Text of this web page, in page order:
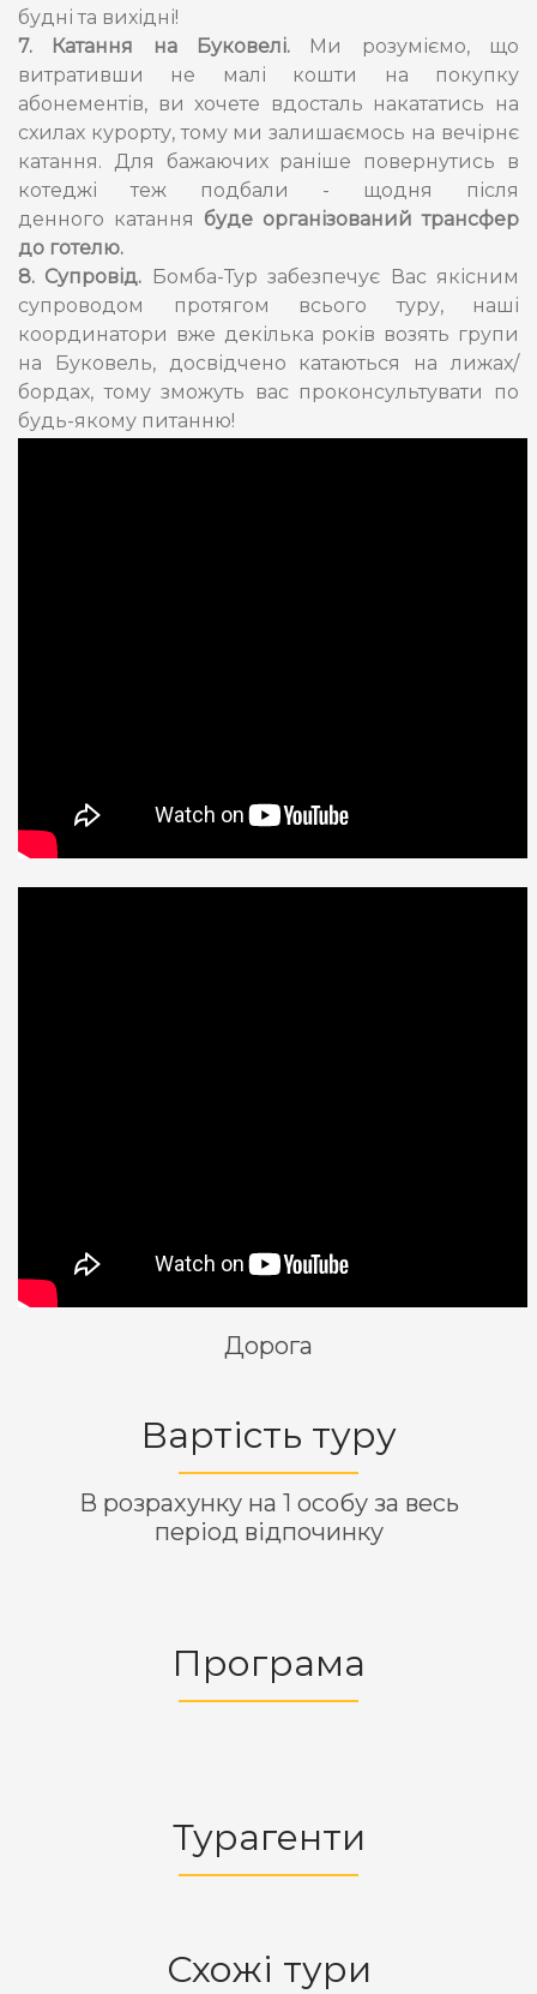
будні та вихідні!
7. Катання на Буковелі. Ми розуміємо, що
витративши не малі кошти на покупку
абонементів, ви хочете вдосталь накататись на
схилах курорту, тому ми залишаємось на вечірнє
катання. Для бажаючих раніше повернутись в
котеджі теж подбали - щодня після
денного катання буде організований трансфер
до готелю.
8. Супровід. Бомба-Тур забезпечує Вас якісним
супроводом протягом всього туру, наші
координатори вже декілька років возять групи
на Буковель, досвідчено катаються на лижах/
бордах, тому зможуть вас проконсультувати по
будь-якому питанню!
Дорога
Вартість туру
В розрахунку на 1 особу за весь
період відпочинку
Програма
Турагенти
Схожі тури